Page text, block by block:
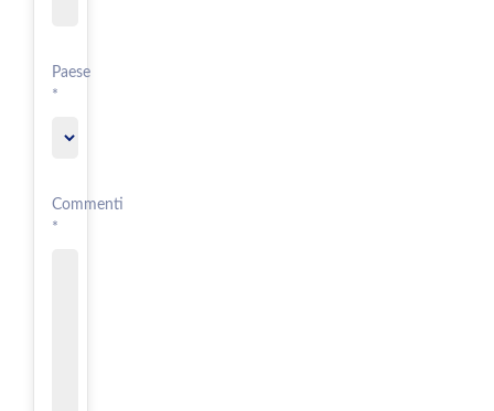
Paese
*
Commenti
*